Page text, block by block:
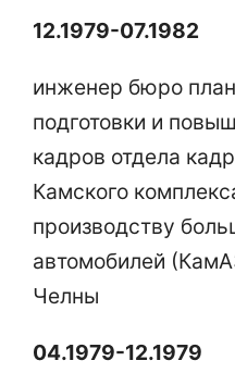
12.1979-07.1982
инженер бюро
подготовки и
кадров отдела
Камского
производству
автомобилей
Челны
04.1979-12.1979